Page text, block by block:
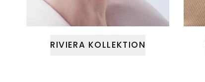
RIVIERA KOLLEKTION